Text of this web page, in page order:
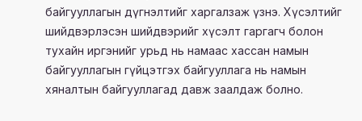
байгууллагын дүгнэлтийг харгалзаж үзнэ. Хүсэлтийг
шийдвэрлэсэн шийдвэрийг хүсэлт гаргагч болон
тухайн иргэнийг урьд нь намаас хассан намын
байгууллагын гүйцэтгэх байгууллага нь намын
хяналтын байгууллагад давж заалдаж болно.